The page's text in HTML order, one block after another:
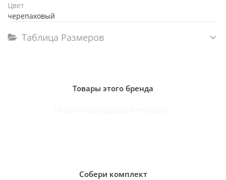
Цвет
черепаховый
Таблица Размеров
Товары этого бренда
Собери комплект